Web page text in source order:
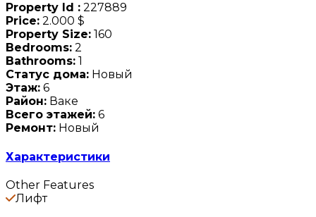
Property Id : 227889
Price: 2.000 $
Property Size: 160
Bedrooms: 2
Bathrooms: 1
Статус дома: Новый
Этаж: 6
Район: Ваке
Всего этажей: 6
Ремонт: Новый
Характеристики
Other Features
Лифт